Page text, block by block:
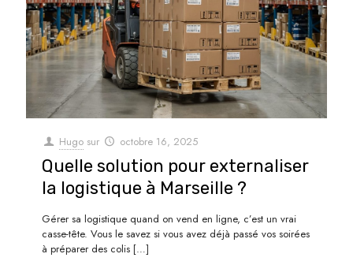
Hugo sur octobre 16, 2025
Quelle solution pour externaliser
la logistique à Marseille ?
Gérer sa logistique quand on vend en ligne, c’est un vrai
casse-tête. Vous le savez si vous avez déjà passé vos soirées
à préparer des colis […]